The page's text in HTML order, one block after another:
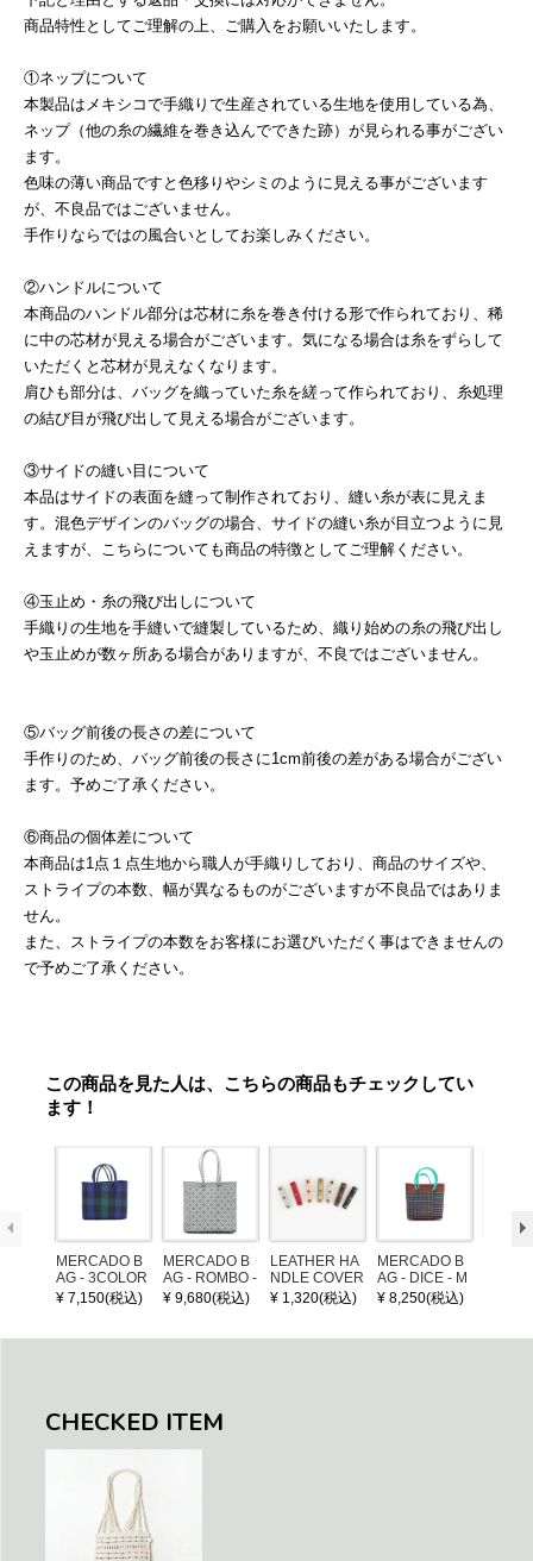
商品特性としてご理解の上、ご購入をお願いいたします。
①ネップについて
本製品はメキシコで手織りで生産されている生地を使用している為、
ネップ（他の糸の繊維を巻き込んでできた跡）が見られる事がござい
ます。
色味の薄い商品ですと色移りやシミのように見える事がございます
が、不良品ではございません。
手作りならではの風合いとしてお楽しみください。
②ハンドルについて
本商品のハンドル部分は芯材に糸を巻き付ける形で作られており、稀
に中の芯材が見える場合がございます。気になる場合は糸をずらして
いただくと芯材が見えなくなります。
肩ひも部分は、バッグを織っていた糸を縒って作られており、糸処理
の結び目が飛び出して見える場合がございます。
③サイドの縫い目について
本品はサイドの表面を縫って制作されており、縫い糸が表に見えま
す。混色デザインのバッグの場合、サイドの縫い糸が目立つように見
えますが、こちらについても商品の特徴としてご理解ください。
④玉止め・糸の飛び出しについて
手織りの生地を手縫いで縫製しているため、織り始めの糸の飛び出し
や玉止めが数ヶ所ある場合がありますが、不良ではございません。
⑤バッグ前後の長さの差について
手作りのため、バッグ前後の長さに1cm前後の差がある場合がござい
ます。予めご了承ください。
⑥商品の個体差について
本商品は1点１点生地から職人が手織りしており、商品のサイズや、
ストライプの本数、幅が異なるものがございますが不良品ではありま
せん。
また、ストライプの本数をお客様にお選びいただく事はできませんの
で予めご了承ください。
この商品を見た人は、こちらの商品もチェックしてい
ます！
MERCADO B
AG - 3COLOR
S CHECK - Bl
ack / Dark Gre
¥ 7,150(税込)
MERCADO B
AG - ROMBO -
LONG HANDL
E - Silver / Whi
¥ 9,680(税込)
LEATHER HA
NDLE COVER
¥ 1,320(税込)
MERCADO B
AG - DICE - M
OSAIC - Copp
er / Navy / Mint
¥ 8,250(税込)
CHECKED ITEM